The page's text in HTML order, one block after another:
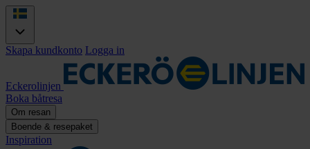
Skapa kundkonto Logga in
Eckerolinjen
Boka båtresa
Om resan
Boende & resepaket
Inspiration